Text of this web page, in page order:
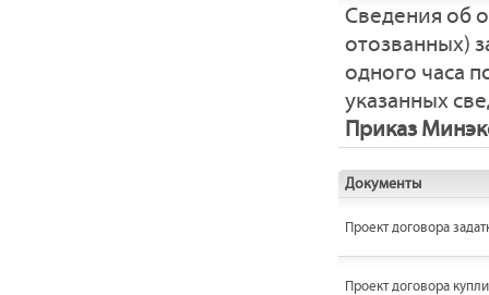
Сведения об
отозванных)
одного часа
указанных
Приказ
Документы
Проект договора
Проект договора